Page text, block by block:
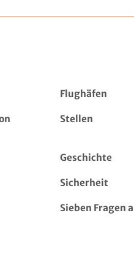
Flughäfen
Stellen
Geschichte
Sicherheit
Sieben Fragen